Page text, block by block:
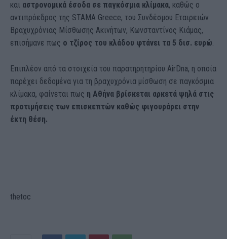
και αστρονομικά έσοδα σε παγκόσμια κλίμακα, καθώς ο
αντιπρόεδρος της STAMA Greece, του Συνδέσμου Εταιρειών
Βραχυχρόνιας Μίσθωσης Ακινήτων, Κωνσταντίνος Κιάμας,
επισήμανε πως ο τζίρος του κλάδου φτάνει τα 5 δισ. ευρώ.
Επιπλέον από τα στοιχεία του παρατηρητηρίου AirDna, η οποία
παρέχει δεδομένα για τη βραχυχρόνια μίσθωση σε παγκόσμια
κλίμακα, φαίνεται πως η Αθήνα βρίσκεται αρκετά ψηλά στις
προτιμήσεις των επισκεπτών καθώς φιγουράρει στην
έκτη θέση.
thetoc